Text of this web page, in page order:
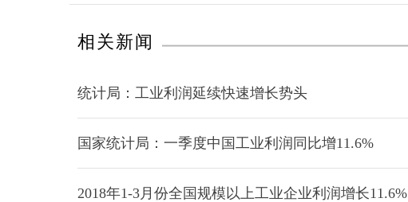
相关新闻
统计局：工业利润延续快速增长势头
国家统计局：一季度中国工业利润同比增11.6%
2018年1-3月份全国规模以上工业企业利润增长11.6%